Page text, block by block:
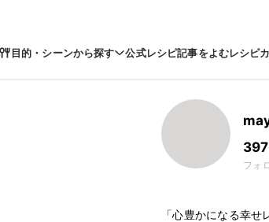
目的・シーンから探す 公式レシピ記事をよむレシピ
フォ
「心豊かになる幸せ